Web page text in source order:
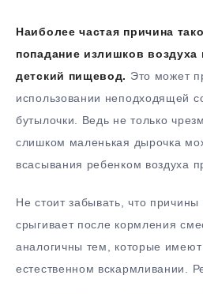
Наиболее частая причина
попадание излишков воздуха
детский пищевод. Это может
использовании неподходящей
бутылочки. Ведь не только
слишком маленькая дырочка
всасывания ребенком воздуха
Не стоит забывать, что причины
срыгивает после кормления
аналогичны тем, которые
естественном вскармливании.